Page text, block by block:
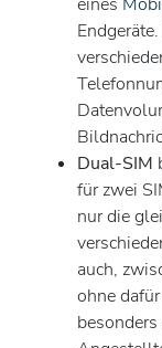
Dual-SIM
für zwei
nur die
auch,
ohne